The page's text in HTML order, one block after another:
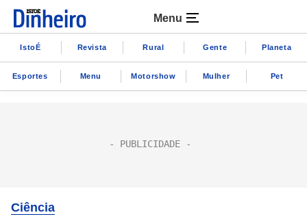
Menu
IstoÉ Revista Rural Gente Planeta
Esportes Menu Motorshow Mulher Pet
Ciência